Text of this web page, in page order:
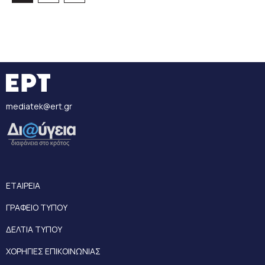
mediatek@ert.gr
ΕΤΑΙΡΕΙΑ
ΓΡΑΦΕΙΟ ΤΥΠΟΥ
ΔΕΛΤΙΑ ΤΥΠΟΥ
ΧΟΡΗΓΙΕΣ ΕΠΙΚΟΙΝΩΝΙΑΣ